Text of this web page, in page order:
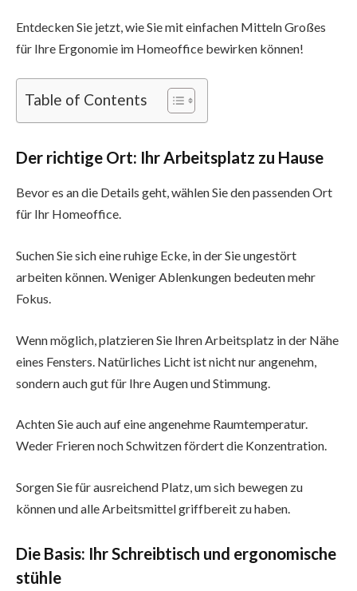
Entdecken Sie jetzt, wie Sie mit einfachen Mitteln Großes
für Ihre Ergonomie im Homeoffice bewirken können!
Table of Contents
Der richtige Ort: Ihr Arbeitsplatz zu Hause
Bevor es an die Details geht, wählen Sie den passenden Ort
für Ihr Homeoffice.
Suchen Sie sich eine ruhige Ecke, in der Sie ungestört
arbeiten können. Weniger Ablenkungen bedeuten mehr
Fokus.
Wenn möglich, platzieren Sie Ihren Arbeitsplatz in der Nähe
eines Fensters. Natürliches Licht ist nicht nur angenehm,
sondern auch gut für Ihre Augen und Stimmung.
Achten Sie auch auf eine angenehme Raumtemperatur.
Weder Frieren noch Schwitzen fördert die Konzentration.
Sorgen Sie für ausreichend Platz, um sich bewegen zu
können und alle Arbeitsmittel griffbereit zu haben.
Die Basis: Ihr Schreibtisch und ergonomische
stühle